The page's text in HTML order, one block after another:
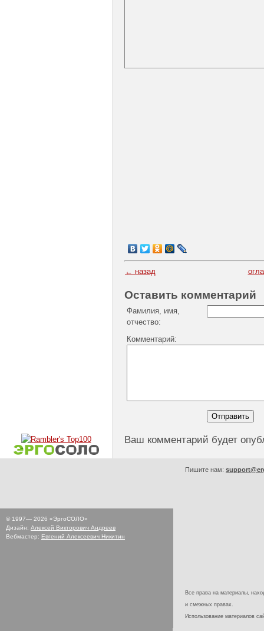
← назад
Оставить комментарий
Фамилия, имя,
отчество:
Комментарий:
Ваш комментарий будет
© 1997— 2026 «ЭргоСОЛО»
Дизайн: Алексей Викторович Андреев
Вебмастер: Евгений Алексеевич Никитин
Пишите нам:
Все права на материалы,
и смежных правах.
Использование материалов